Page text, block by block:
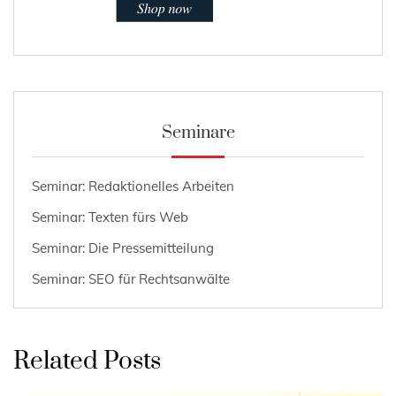
Seminare
Seminar: Redaktionelles Arbeiten
Seminar: Texten fürs Web
Seminar: Die Pressemitteilung
Seminar: SEO für Rechtsanwälte
Related Posts